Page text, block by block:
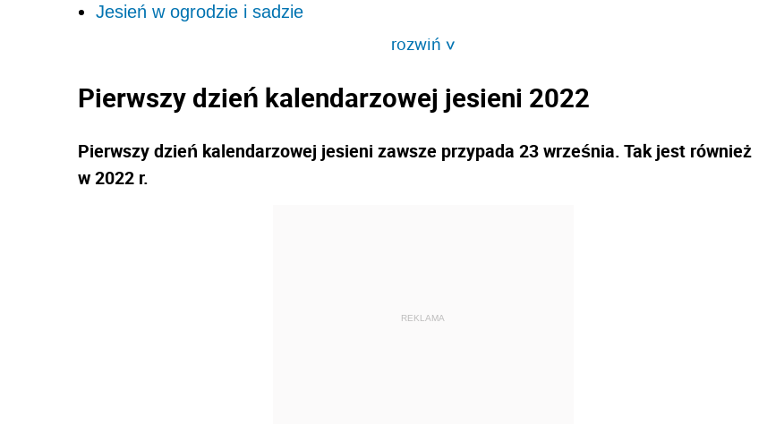
Jesień w ogrodzie i sadzie
rozwiń>
Pierwszy dzień kalendarzowej jesieni 2022
Pierwszy dzień kalendarzowej jesieni zawsze przypada 23 września. Tak jest również
w 2022 r.
REKLAMA